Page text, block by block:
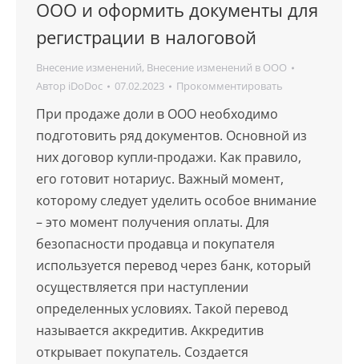
ООО и оформить документы для
регистрации в налоговой
Внесение изменений, Внесение изменений в ООО
Автор iDoDoc 07.02.2023 Прокомментировать
При продаже доли в ООО необходимо
подготовить ряд документов. Основной из
них договор купли-продажи. Как правило,
его готовит нотариус. Важный момент,
которому следует уделить особое внимание
– это момент получения оплаты. Для
безопасности продавца и покупателя
используется перевод через банк, который
осуществляется при наступлении
определенных условиях. Такой перевод
называется аккредитив. Аккредитив
открывает покупатель. Создается